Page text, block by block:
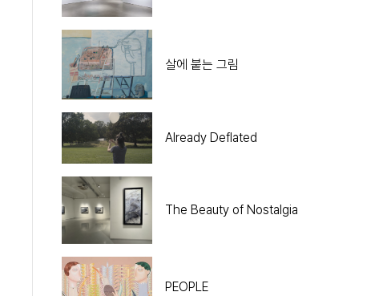
살에 붙는 그림
Already Deflated
The Beauty of Nostalgia
PEOPLE